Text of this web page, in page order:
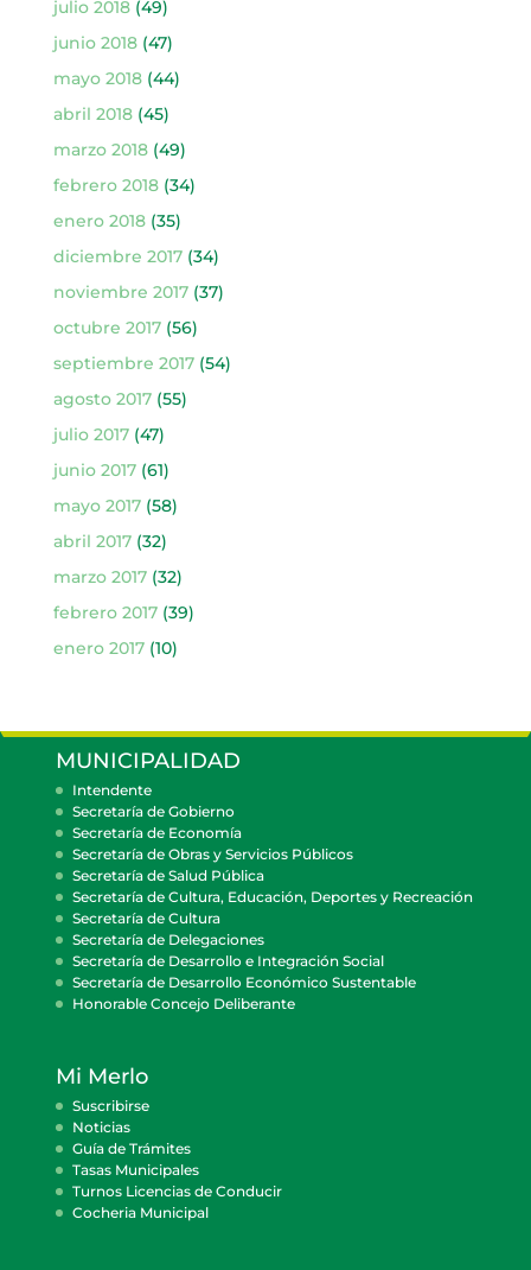
julio 2018(49)
junio 2018(47)
mayo 2018(44)
abril 2018(45)
marzo 2018(49)
febrero 2018(34)
enero 2018(35)
diciembre 2017(34)
noviembre 2017(37)
octubre 2017(56)
septiembre 2017(54)
agosto 2017(55)
julio 2017(47)
junio 2017(61)
mayo 2017(58)
abril 2017(32)
marzo 2017(32)
febrero 2017(39)
enero 2017(10)
MUNICIPALIDAD
Intendente
Secretaría de Gobierno
Secretaría de Economía
Secretaría de Obras y Servicios Públicos
Secretaría de Salud Pública
Secretaría de Cultura, Educación, Deportes y Recreación
Secretaría de Cultura
Secretaría de Delegaciones
Secretaría de Desarrollo e Integración Social
Secretaría de Desarrollo Económico Sustentable
Honorable Concejo Deliberante
Mi Merlo
Suscribirse
Noticias
Guía de Trámites
Tasas Municipales
Turnos Licencias de Conducir
Cocheria Municipal